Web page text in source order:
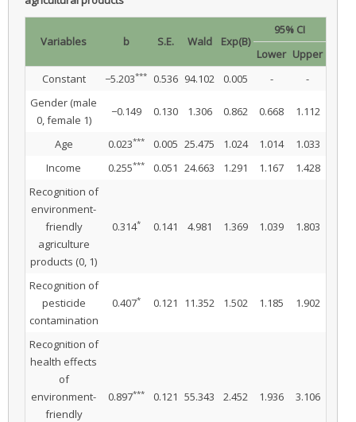
Variables b S.E. Wald Exp(B)
95% CI
Lower Upper
Constant
−5.203*** 0.536 94.102 0.005 -
-
Gender (male
0, female 1)
−0.149 0.130 1.306 0.862 0.668 1.112
Age 0.023*** 0.005 25.475 1.024 1.014
1.033
Income
0.255*** 0.051 24.663 1.291 1.167
1.428
Recognition of
environment-
friendly
agriculture
products (0, 1)
0.314* 0.141 4.981 1.369 1.039 1.803
Recognition of
pesticide
contamination
0.407* 0.121 11.352 1.502 1.185 1.902
Recognition of
health effects
of
environment-
friendly
0.897*** 0.121 55.343 2.452 1.936 3.106